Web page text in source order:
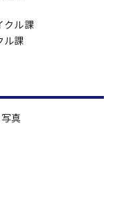
クル課
ル課
写真